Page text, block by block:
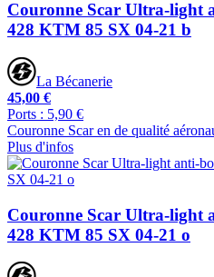
Couronne Scar Ultra-light
428 KTM 85 SX 04-21 b
La Bécanerie
45,00 €
Ports : 5,90 €
Couronne Scar en de qualité
Plus d'infos
Couronne Scar Ultra-light
428 KTM 85 SX 04-21 o